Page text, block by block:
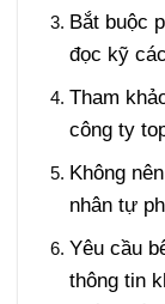
Bắt buộc
đọc kỹ
Tham
công ty
Không
nhân tự
Yêu cầu
thông tin